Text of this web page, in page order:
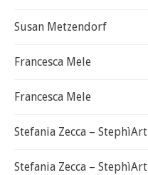
Susan Metzendorf
Francesca Mele
Francesca Mele
Stefania Zecca – StephìArt
Stefania Zecca – StephìArt